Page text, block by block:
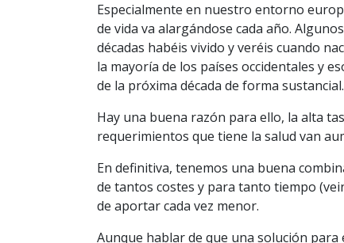
Especialmente en nuestro entorno
de vida va alargándose cada año.
décadas habéis vivido y veréis cuando
la mayoría de los países occidentales y
de la próxima década de forma sustancial.
Hay una buena razón para ello, la alta
requerimientos que tiene la salud van
En definitiva, tenemos una buena
de tantos costes y para tanto tiempo
de aportar cada vez menor.
Aunque hablar de que una solución